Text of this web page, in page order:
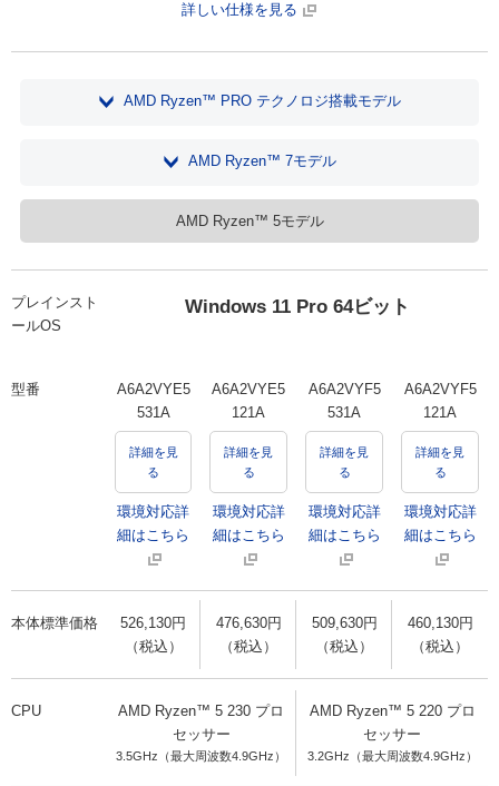
詳しい仕様を見る
AMD Ryzen™ PRO テクノロジ搭載モデル
AMD Ryzen™ 7モデル
AMD Ryzen™ 5モデル
プレインスト
ールOS
Windows 11 Pro 64ビット
型番
A6A2VYE5
531A
詳細を見
る
環境対応詳
細はこちら
A6A2VYE5
121A
詳細を見
る
環境対応詳
細はこちら
A6A2VYF5
531A
詳細を見
る
環境対応詳
細はこちら
A6A2VYF5
121A
詳細を見
る
環境対応詳
細はこちら
本体標準価格
526,130円
（税込）
476,630円
（税込）
509,630円
（税込）
460,130円
（税込）
CPU
AMD Ryzen™ 5 230 プロ
セッサー
3.5GHz（最大周波数4.9GHz）
AMD Ryzen™ 5 220 プロ
セッサー
3.2GHz（最大周波数4.9GHz）